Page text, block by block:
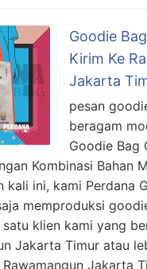
Goodie
Kirim Ke
Jakarta
pesan
beragam
Goodie Bag
Kombinasi Bahan
kali ini, kami Perdana
memproduksi
satu klien kami yang
Jakarta Timur atau
Jakarta